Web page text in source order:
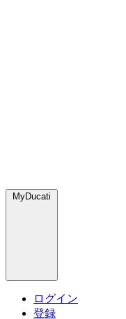
MyDucati
ログイン
登録